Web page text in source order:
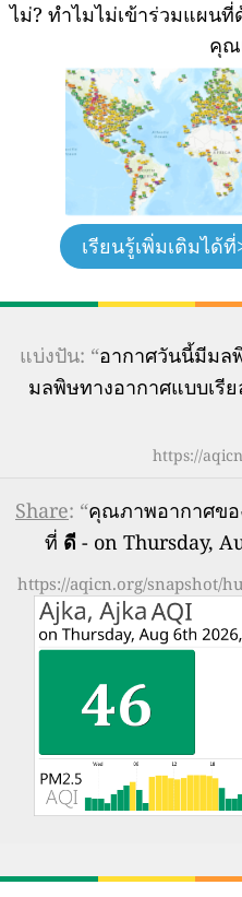
ไม่? ทำไมไม่เข้าร่วมแผน
คุณ
เรียนรู้เพิ่มเติมได้ที่
แบ่งปัน: “อากาศวันนี้มีมล
มลพิษทางอากาศแบบเรี
https://
Share: “คุณภาพอากาศขอ
ที่ ดี- on Thursday,
https://aqicn.org/snapshot/